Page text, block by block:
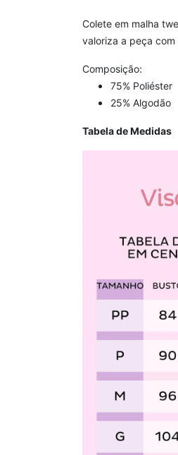
Colete em malha
valoriza a peça
Composição:
75% Poliéster
25% Algodão
Tabela de Medidas